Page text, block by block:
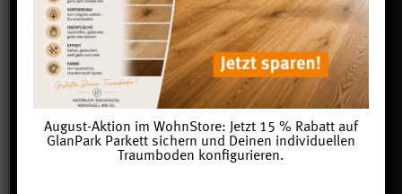
August-Aktion im WohnStore: Jetzt 15 % Rabatt auf
GlanPark Parkett sichern und Deinen individuellen
Traumboden konfigurieren.